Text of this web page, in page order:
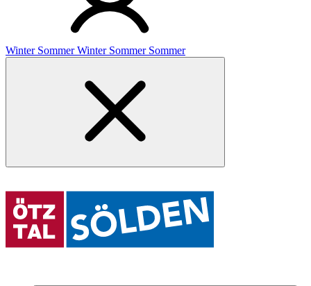
Winter Sommer Winter Sommer Sommer